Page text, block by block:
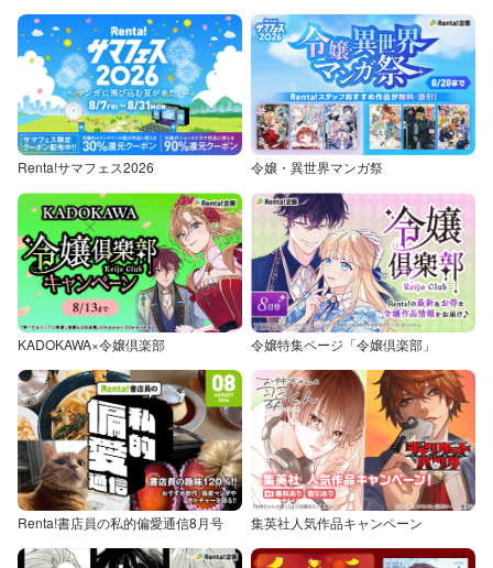
Renta!サマフェス2026 令嬢・異世界マンガ祭
KADOKAWA×令嬢倶楽部 令嬢特集ページ「令嬢倶楽部」
Renta!書店員の私的偏愛通信8月号 集英社人気作品キャンペーン